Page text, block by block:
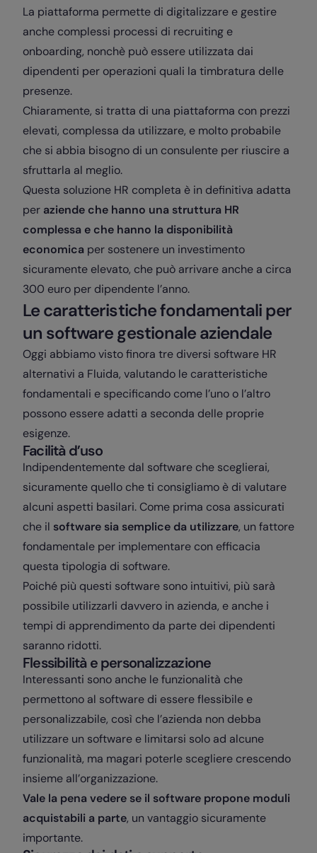
La piattaforma permette di digitalizzare e gestire
anche complessi processi di recruiting e
onboarding, nonchè può essere utilizzata dai
dipendenti per operazioni quali la timbratura delle
presenze.
Chiaramente, si tratta di una piattaforma con prezzi
elevati, complessa da utilizzare, e molto probabile
che si abbia bisogno di un consulente per riuscire a
sfruttarla al meglio.
Questa soluzione HR completa è in definitiva adatta
per aziende che hanno una struttura HR
complessa e che hanno la disponibilità
economica per sostenere un investimento
sicuramente elevato, che può arrivare anche a circa
300 euro per dipendente l’anno.
Le caratteristiche fondamentali per
un software gestionale aziendale
Oggi abbiamo visto finora tre diversi software HR
alternativi a Fluida, valutando le caratteristiche
fondamentali e specificando come l’uno o l’altro
possono essere adatti a seconda delle proprie
esigenze.
Facilità d’uso
Indipendentemente dal software che sceglierai,
sicuramente quello che ti consigliamo è di valutare
alcuni aspetti basilari. Come prima cosa assicurati
che il software sia semplice da utilizzare, un fattore
fondamentale per implementare con efficacia
questa tipologia di software.
Poiché più questi software sono intuitivi, più sarà
possibile utilizzarli davvero in azienda, e anche i
tempi di apprendimento da parte dei dipendenti
saranno ridotti.
Flessibilità e personalizzazione
Interessanti sono anche le funzionalità che
permettono al software di essere flessibile e
personalizzabile, così che l’azienda non debba
utilizzare un software e limitarsi solo ad alcune
funzionalità, ma magari poterle scegliere crescendo
insieme all’organizzazione.
Vale la pena vedere se il software propone moduli
acquistabili a parte, un vantaggio sicuramente
importante.